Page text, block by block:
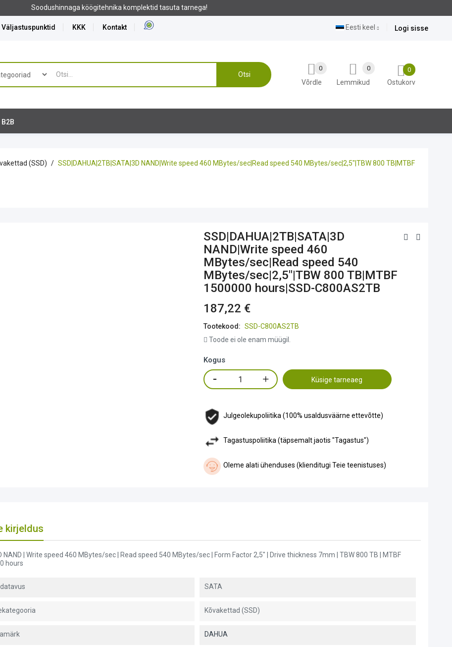
Soodushinnaga köögitehnika komplektid tasuta tarnega!
Väljastuspunktid KKK
Kontakt
Logi sisse
Eesti keel
Otsi
0
Ostukorv
Lemmikud
0
Võrdle
0
B2B
(SSD) SSD|DAHUA|2TB|SATA|3D NAND|Write speed 460 MBytes/sec|Read speed 540 MBytes/sec|2,5"|TBW 800 TB|MTBF
SSD|DAHUA|2TB|SATA|3D
NAND|Write speed 460
MBytes/sec|Read speed 540
MBytes/sec|2,5"|TBW 800 TB|MTBF
1500000 hours|SSD-C800AS2TB
187,22 €
Tootekood: SSD-C800AS2TB
Toode ei ole enam müügil.
Kogus
Küsige tarneaeg
Julgeolekupoliitika (100% usaldusväärne ettevõtte)
Tagastuspoliitika (täpsemalt jaotis "Tagastus")
Oleme alati ühenduses (klienditugi Teie teenistuses)
kirjeldus
NAND | Write speed 460 MBytes/sec | Read speed 540 MBytes/sec | Form Factor 2,5" | Drive thickness 7mm | TBW 800 TB | MTBF
hours
SATA
Kõvakettad (SSD)
DAHUA